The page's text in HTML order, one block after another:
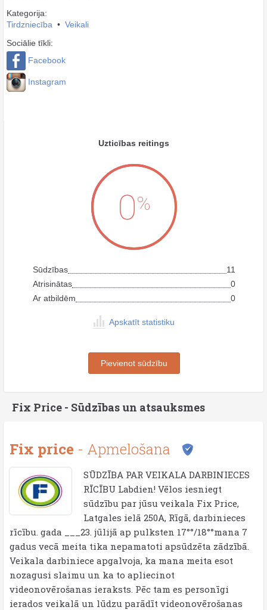
Kategorija:
Tirdzniecība • Veikali
Sociālie tīkli:
Facebook
Instagram
Uzticības reitings
0%
Sūdzības
11
Atrisinātas
0
Ar atbildēm
0
Apskatīt statistiku
Pievienot sūdzību
Fix Price - Sūdzības un atsauksmes
Fix price - Apmelošana
SŪDZĪBA PAR VEIKALA DARBINIECES
RĪCĪBU Labdien! Vēlos iesniegt
sūdzību par jūsu veikala Fix Price,
Latgales ielā 250A, Rīgā, darbinieces
rīcību. gada ___23. jūlijā ap pulksten 17°°/18°°mana 7
gadus vecā meita tika nepamatoti apsūdzēta zādzībā.
Veikala darbiniece apgalvoja, ka mana meita esot
nozagusi slaimu un ka to apliecinot
videonovērošanas ieraksts. Pēc tam es personīgi
ierados veikalā un lūdzu parādīt videonovērošanas